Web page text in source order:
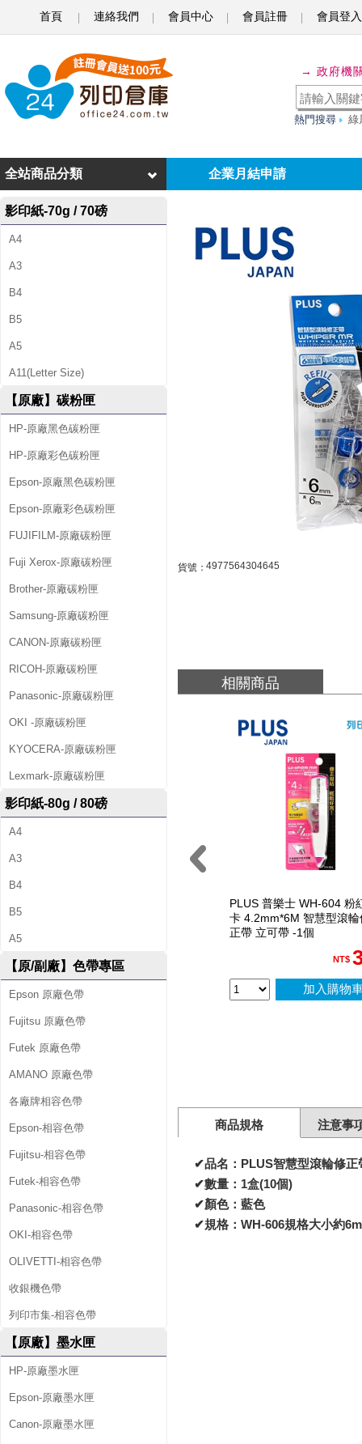
首頁 連絡我們 會員中心 會員註冊 會員登入
U
普
樂
士
W
H
6
0
6
R
藍
卡
6
m
m
6
M
智
慧
型
輪
修
正
內
帶
1
0
入
盒
→ 政府機
熱門搜尋 綠
企業月結申請
全站商品分類
影印紙-70g / 70磅
A4
A3
B4
B5
A5
A11(Letter Size)
【原廠】碳粉匣
HP-原廠黑色碳粉匣
HP-原廠彩色碳粉匣
Epson-原廠黑色碳粉匣
Epson-原廠彩色碳粉匣
FUJIFILM-原廠碳粉匣
Fuji Xerox-原廠碳粉匣
Brother-原廠碳粉匣
Samsung-原廠碳粉匣
CANON-原廠碳粉匣
RICOH-原廠碳粉匣
Panasonic-原廠碳粉匣
OKI -原廠碳粉匣
KYOCERA-原廠碳粉匣
Lexmark-原廠碳粉匣
影印紙-80g / 80磅
A4
A3
B4
B5
A5
【原/副廠】色帶專區
Epson 原廠色帶
Fujitsu 原廠色帶
Futek 原廠色帶
AMANO 原廠色帶
各廠牌相容色帶
Epson-相容色帶
Fujitsu-相容色帶
Futek-相容色帶
Panasonic-相容色帶
OKI-相容色帶
OLIVETTI-相容色帶
收銀機色帶
列印市集-相容色帶
【原廠】墨水匣
HP-原廠墨水匣
Epson-原廠墨水匣
Canon-原廠墨水匣
貨號：4977564304645
相關商品
PLUS 普樂士 WH-604 粉
卡 4.2mm*6M 智慧型滾輪
正帶 立可帶 -1個
NT$
加入購物
商品規格 注意事
✔品名：PLUS智慧型滾輪修正
✔數量：1盒(10個)
✔顏色：藍色
✔規格：WH-606規格大小約